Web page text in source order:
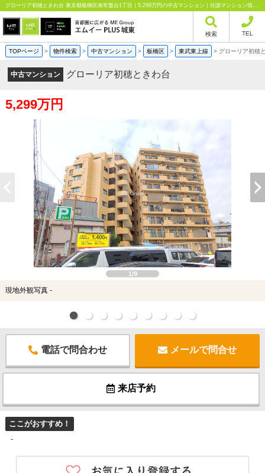
グローリア初穂ときわ台 東京都板橋区南常盤台1丁目｜5,299万円の中古マンション｜分譲マンション情報｜エムイーPLUS城東株式会社
検索 TEL
TOPページ > 物件検索 > 中古マンション > 板橋区 > 東武東上線 > グローリア初穂
中古マンション グローリア初穂ときわ台
5,299万円
1/9
現地外観写真 -
電話で問合わせ メールで問合せ
来店予約
ここがおすすめ！
-